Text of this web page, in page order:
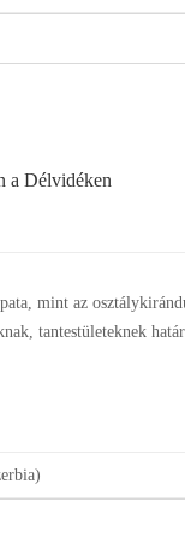
a Délvidéken
mint az
tantestületeknek